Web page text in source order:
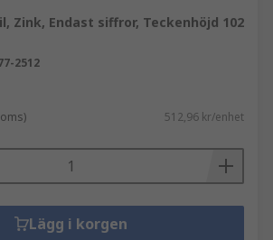
Zink, Endast siffror, Teckenhöjd 102
2512
512,96 kr/enhet
Lägg i korgen